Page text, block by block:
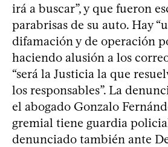
irá a buscar”, y que fueron
parabrisas de su auto. Hay
difamación y de operación
haciendo alusión a los
“será la Justicia la que
los responsables”. La
el abogado Gonzalo
gremial tiene guardia
denunciado también ante